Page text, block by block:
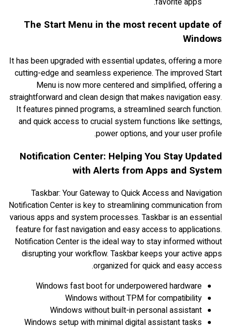
The Start Menu in the most recent update of
Windows
It has been upgraded with essential updates, offering a more
cutting-edge and seamless experience. The improved Start
Menu is now more centered and simplified, offering a
straightforward and clean design that makes navigation easy.
It features pinned programs, a streamlined search function.
and quick access to crucial system functions like settings,
power options, and your user profile.
Notification Center: Helping You Stay Updated
with Alerts from Apps and System
Taskbar: Your Gateway to Quick Access and Navigation
Notification Center is key to streamlining communication from
various apps and system processes. Taskbar is an essential
feature for fast navigation and easy access to applications.
Notification Center is the ideal way to stay informed without
disrupting your workflow. Taskbar keeps your active apps
organized for quick and easy access.
Windows fast boot for underpowered hardware
Windows without TPM for compatibility
Windows without built-in personal assistant
Windows setup with minimal digital assistant tasks